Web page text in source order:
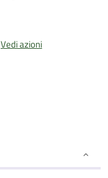
Vedi azioni